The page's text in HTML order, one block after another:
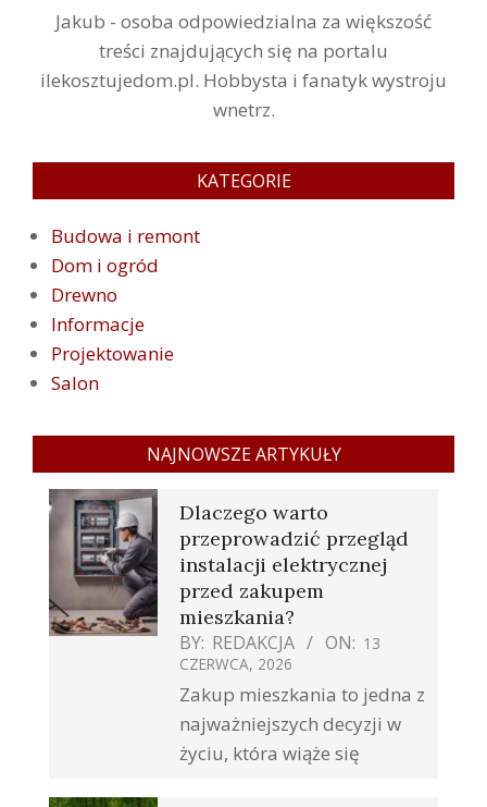
Jakub - osoba odpowiedzialna za większość
treści znajdujących się na portalu
ilekosztujedom.pl. Hobbysta i fanatyk wystroju
wnetrz.
KATEGORIE
Budowa i remont
Dom i ogród
Drewno
Informacje
Projektowanie
Salon
NAJNOWSZE ARTYKUŁY
Dlaczego warto
przeprowadzić przegląd
instalacji elektrycznej
przed zakupem
mieszkania?
BY: REDAKCJA ON: 13
CZERWCA, 2026
Zakup mieszkania to jedna z
najważniejszych decyzji w
życiu, która wiąże się